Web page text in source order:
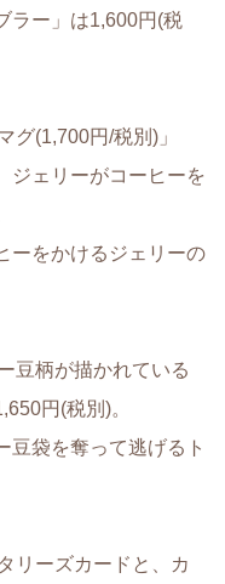
ラー」は1,600円(税
グ(1,700円/税別)」
ジェリーがコーヒーを
ーをかけるジェリーの
豆柄が描かれている
円(税別)。
豆袋を奪って逃げるト
リーズカードと、カ